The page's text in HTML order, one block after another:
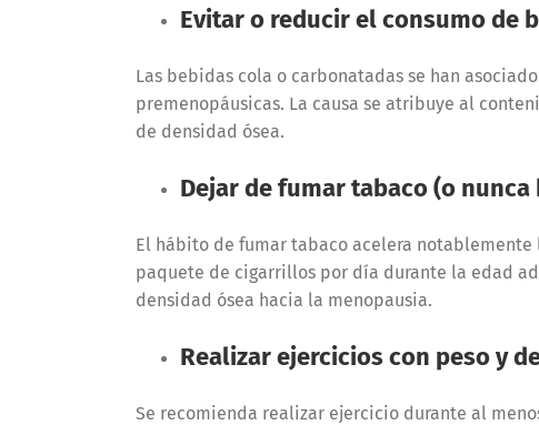
Evitar o reducir el consumo de
Las bebidas cola o carbonatadas se han
premenopáusicas. La causa se atribuye al
de densidad ósea.
Dejar de fumar tabaco (o
El hábito de fumar tabaco acelera notablemente
paquete de cigarrillos por día durante la edad
densidad ósea hacia la menopausia.
Realizar ejercicios con peso y
Se recomienda realizar ejercicio durante al